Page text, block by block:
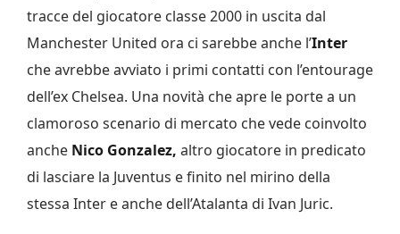
tracce del giocatore classe 2000 in uscita dal
Manchester United ora ci sarebbe anche l’Inter
che avrebbe avviato i primi contatti con l’entourage
dell’ex Chelsea. Una novità che apre le porte a un
clamoroso scenario di mercato che vede coinvolto
anche Nico Gonzalez, altro giocatore in predicato
di lasciare la Juventus e finito nel mirino della
stessa Inter e anche dell’Atalanta di Ivan Juric.